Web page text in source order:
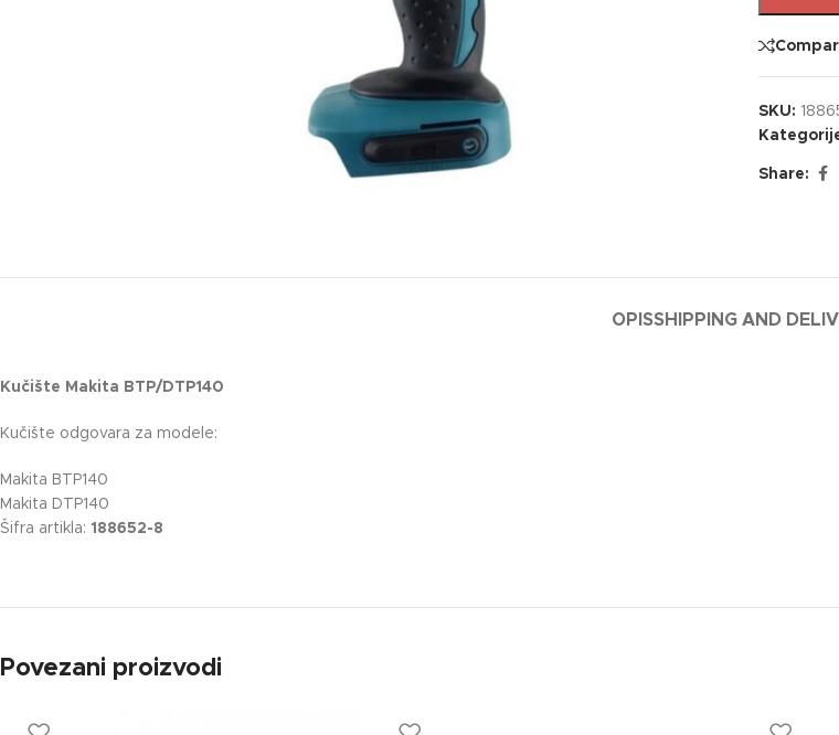
SKU:
Share:
OPISSHIPPING AND
Kučište Makita BTP/DTP140
Kučište odgovara za modele:
Makita BTP140
Makita DTP140
Šifra artikla: 188652-8
Povezani proizvodi